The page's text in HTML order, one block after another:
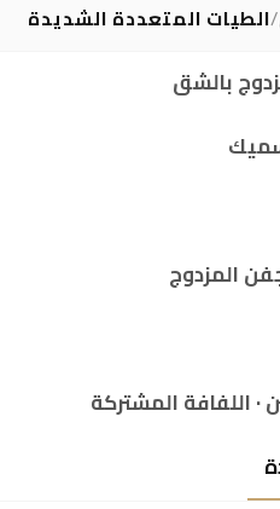
/الطيات المتعددة الشديدة
بالشق
المزدوج
اللفافة المشتركة